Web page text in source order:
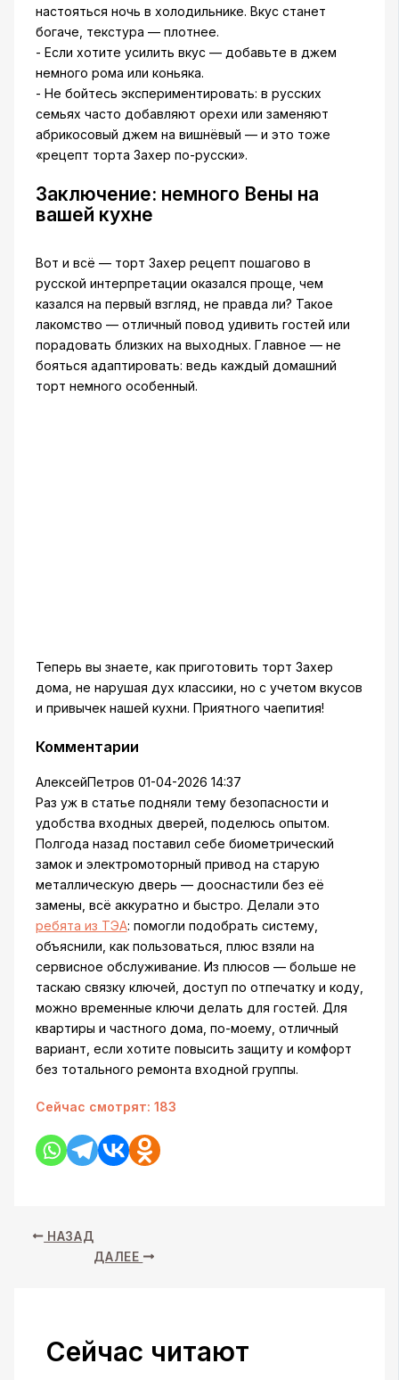
настояться ночь в холодильнике. Вкус станет
богаче, текстура — плотнее.
- Если хотите усилить вкус — добавьте в джем
немного рома или коньяка.
- Не бойтесь экспериментировать: в русских
семьях часто добавляют орехи или заменяют
абрикосовый джем на вишнёвый — и это тоже
«рецепт торта Захер по-русски».
Заключение: немного Вены на
вашей кухне
Вот и всё — торт Захер рецепт пошагово в
русской интерпретации оказался проще, чем
казался на первый взгляд, не правда ли? Такое
лакомство — отличный повод удивить гостей или
порадовать близких на выходных. Главное — не
бояться адаптировать: ведь каждый домашний
торт немного особенный.
Теперь вы знаете, как приготовить торт Захер
дома, не нарушая дух классики, но с учетом вкусов
и привычек нашей кухни. Приятного чаепития!
Комментарии
АлексейПетров 01-04-2026 14:37
Раз уж в статье подняли тему безопасности и
удобства входных дверей, поделюсь опытом.
Полгода назад поставил себе биометрический
замок и электромоторный привод на старую
металлическую дверь — дооснастили без её
замены, всё аккуратно и быстро. Делали это
ребята из ТЭА: помогли подобрать систему,
объяснили, как пользоваться, плюс взяли на
сервисное обслуживание. Из плюсов — больше не
таскаю связку ключей, доступ по отпечатку и коду,
можно временные ключи делать для гостей. Для
квартиры и частного дома, по-моему, отличный
вариант, если хотите повысить защиту и комфорт
без тотального ремонта входной группы.
Сейчас смотрят: 183
НАЗАД
ДАЛЕЕ
Сейчас читают